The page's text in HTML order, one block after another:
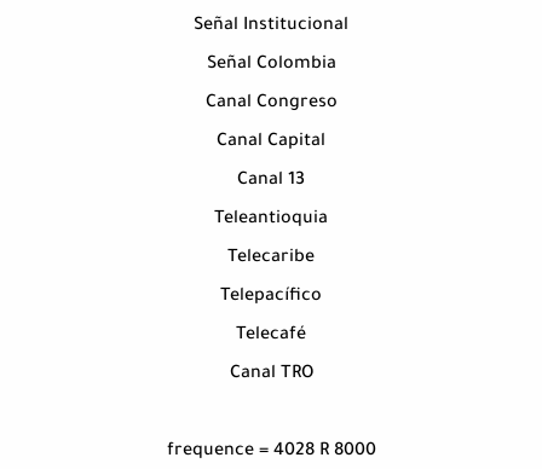
Señal Institucional
Señal Colombia
Canal Congreso
Canal Capital
Canal 13
Teleantioquia
Telecaribe
Telepacífico
Telecafé
Canal TRO
frequence = 4028 R 8000